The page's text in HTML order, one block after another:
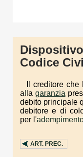
Codice
Il creditore
alla garanzia
debito principale
debitore e di
per l'
ART. PREC.